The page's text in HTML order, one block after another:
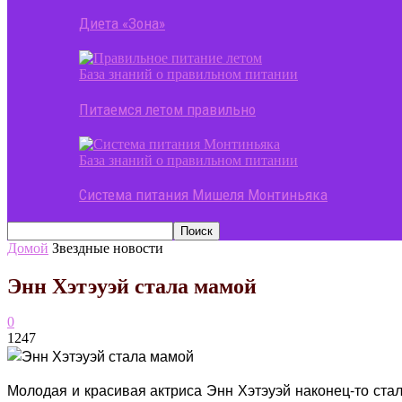
Диета «Зона»
База знаний о правильном питании
Питаемся летом правильно
База знаний о правильном питании
Система питания Мишеля Монтиньяка
Домой Звездные новости
Энн Хэтэуэй стала мамой
0
1247
Молодая и красивая актриса Энн Хэтэуэй наконец-то